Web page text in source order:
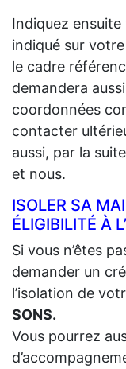
Indiquez
indiqué sur
le cadre
demandera
coordonnées
contacter
aussi, par la
et nous.
ISOLER SA
ÉLIGIBILITÉ À
Si vous n’êtes
demander un
l’isolation de
SONS.
Vous pourrez